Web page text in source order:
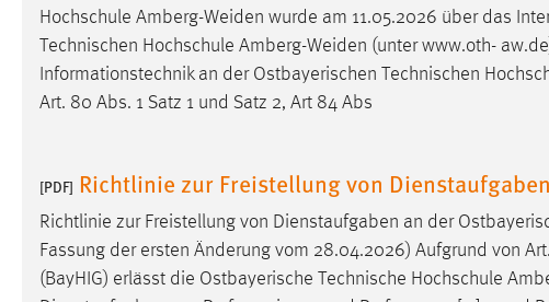
Hochschule Amberg-Weiden wurde am 11.05.2026 über das
Technischen Hochschule Amberg-Weiden (unter www.oth-
Informationstechnik an der Ostbayerischen Technischen
Art. 80 Abs. 1 Satz 1 und Satz 2, Art 84 Abs
[PDF] Richtlinie zur Freistellung von
Richtlinie zur Freistellung von Dienstaufgaben an der
Fassung der ersten Änderung vom 28.04.2026) Aufgrund von
(BayHIG) erlässt die Ostbayerische Technische Hochschule
Name: cookie_consent
Dieser Cookie speichert die
ausgewählten Einverständnis-Optionen
des Benutzers
Performance
Name: staticfilecache
Zweck:
Für performante Seitenauslieferung wird